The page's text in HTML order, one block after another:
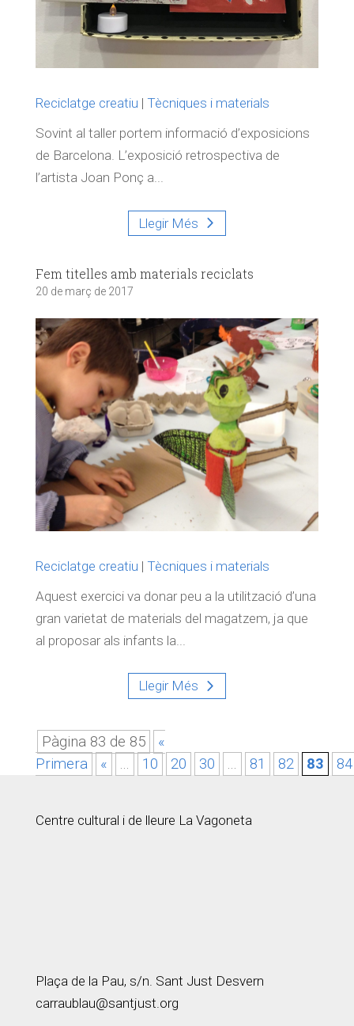
Reciclatge creatiu | Tècniques i materials
Sovint al taller portem informació d’exposicions
de Barcelona. L’exposició retrospectiva de
l’artista Joan Ponç a...
Llegir Més
Fem titelles amb materials reciclats
20 de març de 2017
Reciclatge creatiu | Tècniques i materials
Aquest exercici va donar peu a la utilització d’una
gran varietat de materials del magatzem, ja que
al proposar als infants la...
Llegir Més
Pàgina 83 de 85
«
Primera
« ... 10 20 30 ... 81 82 83 84
Centre cultural i de lleure La Vagoneta
Plaça de la Pau, s/n. Sant Just Desvern
carraublau@santjust.org